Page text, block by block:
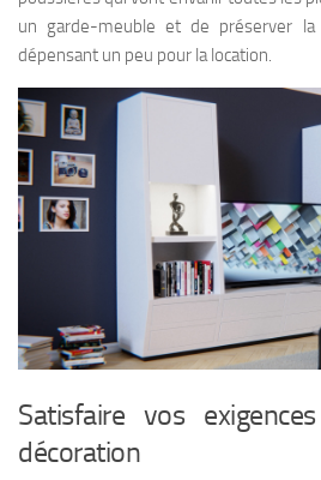
un garde-meuble et de préserver
dépensant un peu pour la location.
Satisfaire vos
décoration